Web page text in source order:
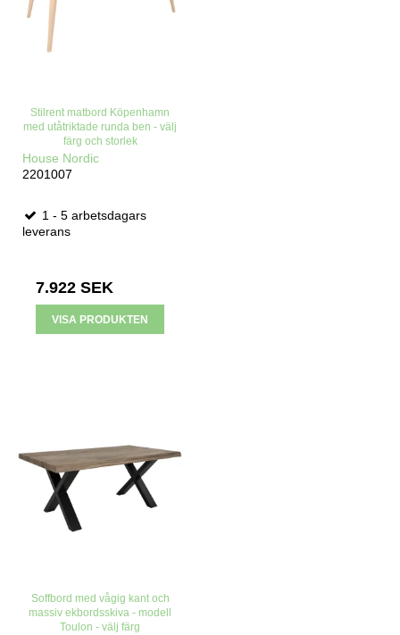
Stilrent matbord Köpenhamn
med utåtriktade runda ben - välj
färg och storlek
House Nordic
2201007
1 - 5 arbetsdagars
leverans
7.922 SEK
VISA PRODUKTEN
Soffbord med vågig kant och
massiv ekbordsskiva - modell
Toulon - välj färg